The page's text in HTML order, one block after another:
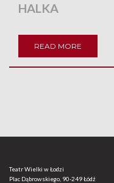
HALKA
READ MORE
Teatr Wielki w Łodzi
Plac Dąbrowskiego, 90-249 Łódź